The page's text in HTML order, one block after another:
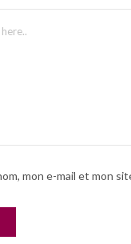
mon e-mail et mon